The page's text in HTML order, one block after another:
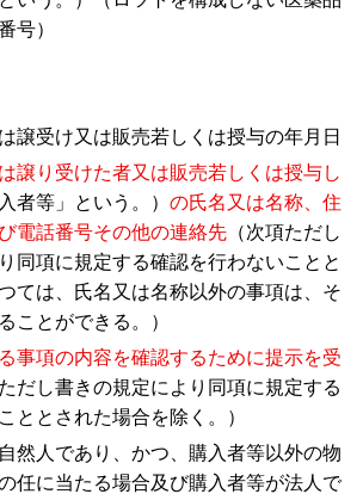
号）
譲受け又は販売若しくは授与の年月日
譲り受けた者又は販売若しくは授与し
者等」という。） の氏名又は名称、住
電話番号その他の連絡先 （次項ただし
同項に規定する確認を行わないことと
ては、氏名又は名称以外の事項は、そ
ことができる。）
事項の内容を確認するために提示を受
ただし書きの規定により同項に規定する
ととされた場合を除く。）
然人であり、かつ、購入者等以外の物
任に当たる場合及び購入者等が法人で